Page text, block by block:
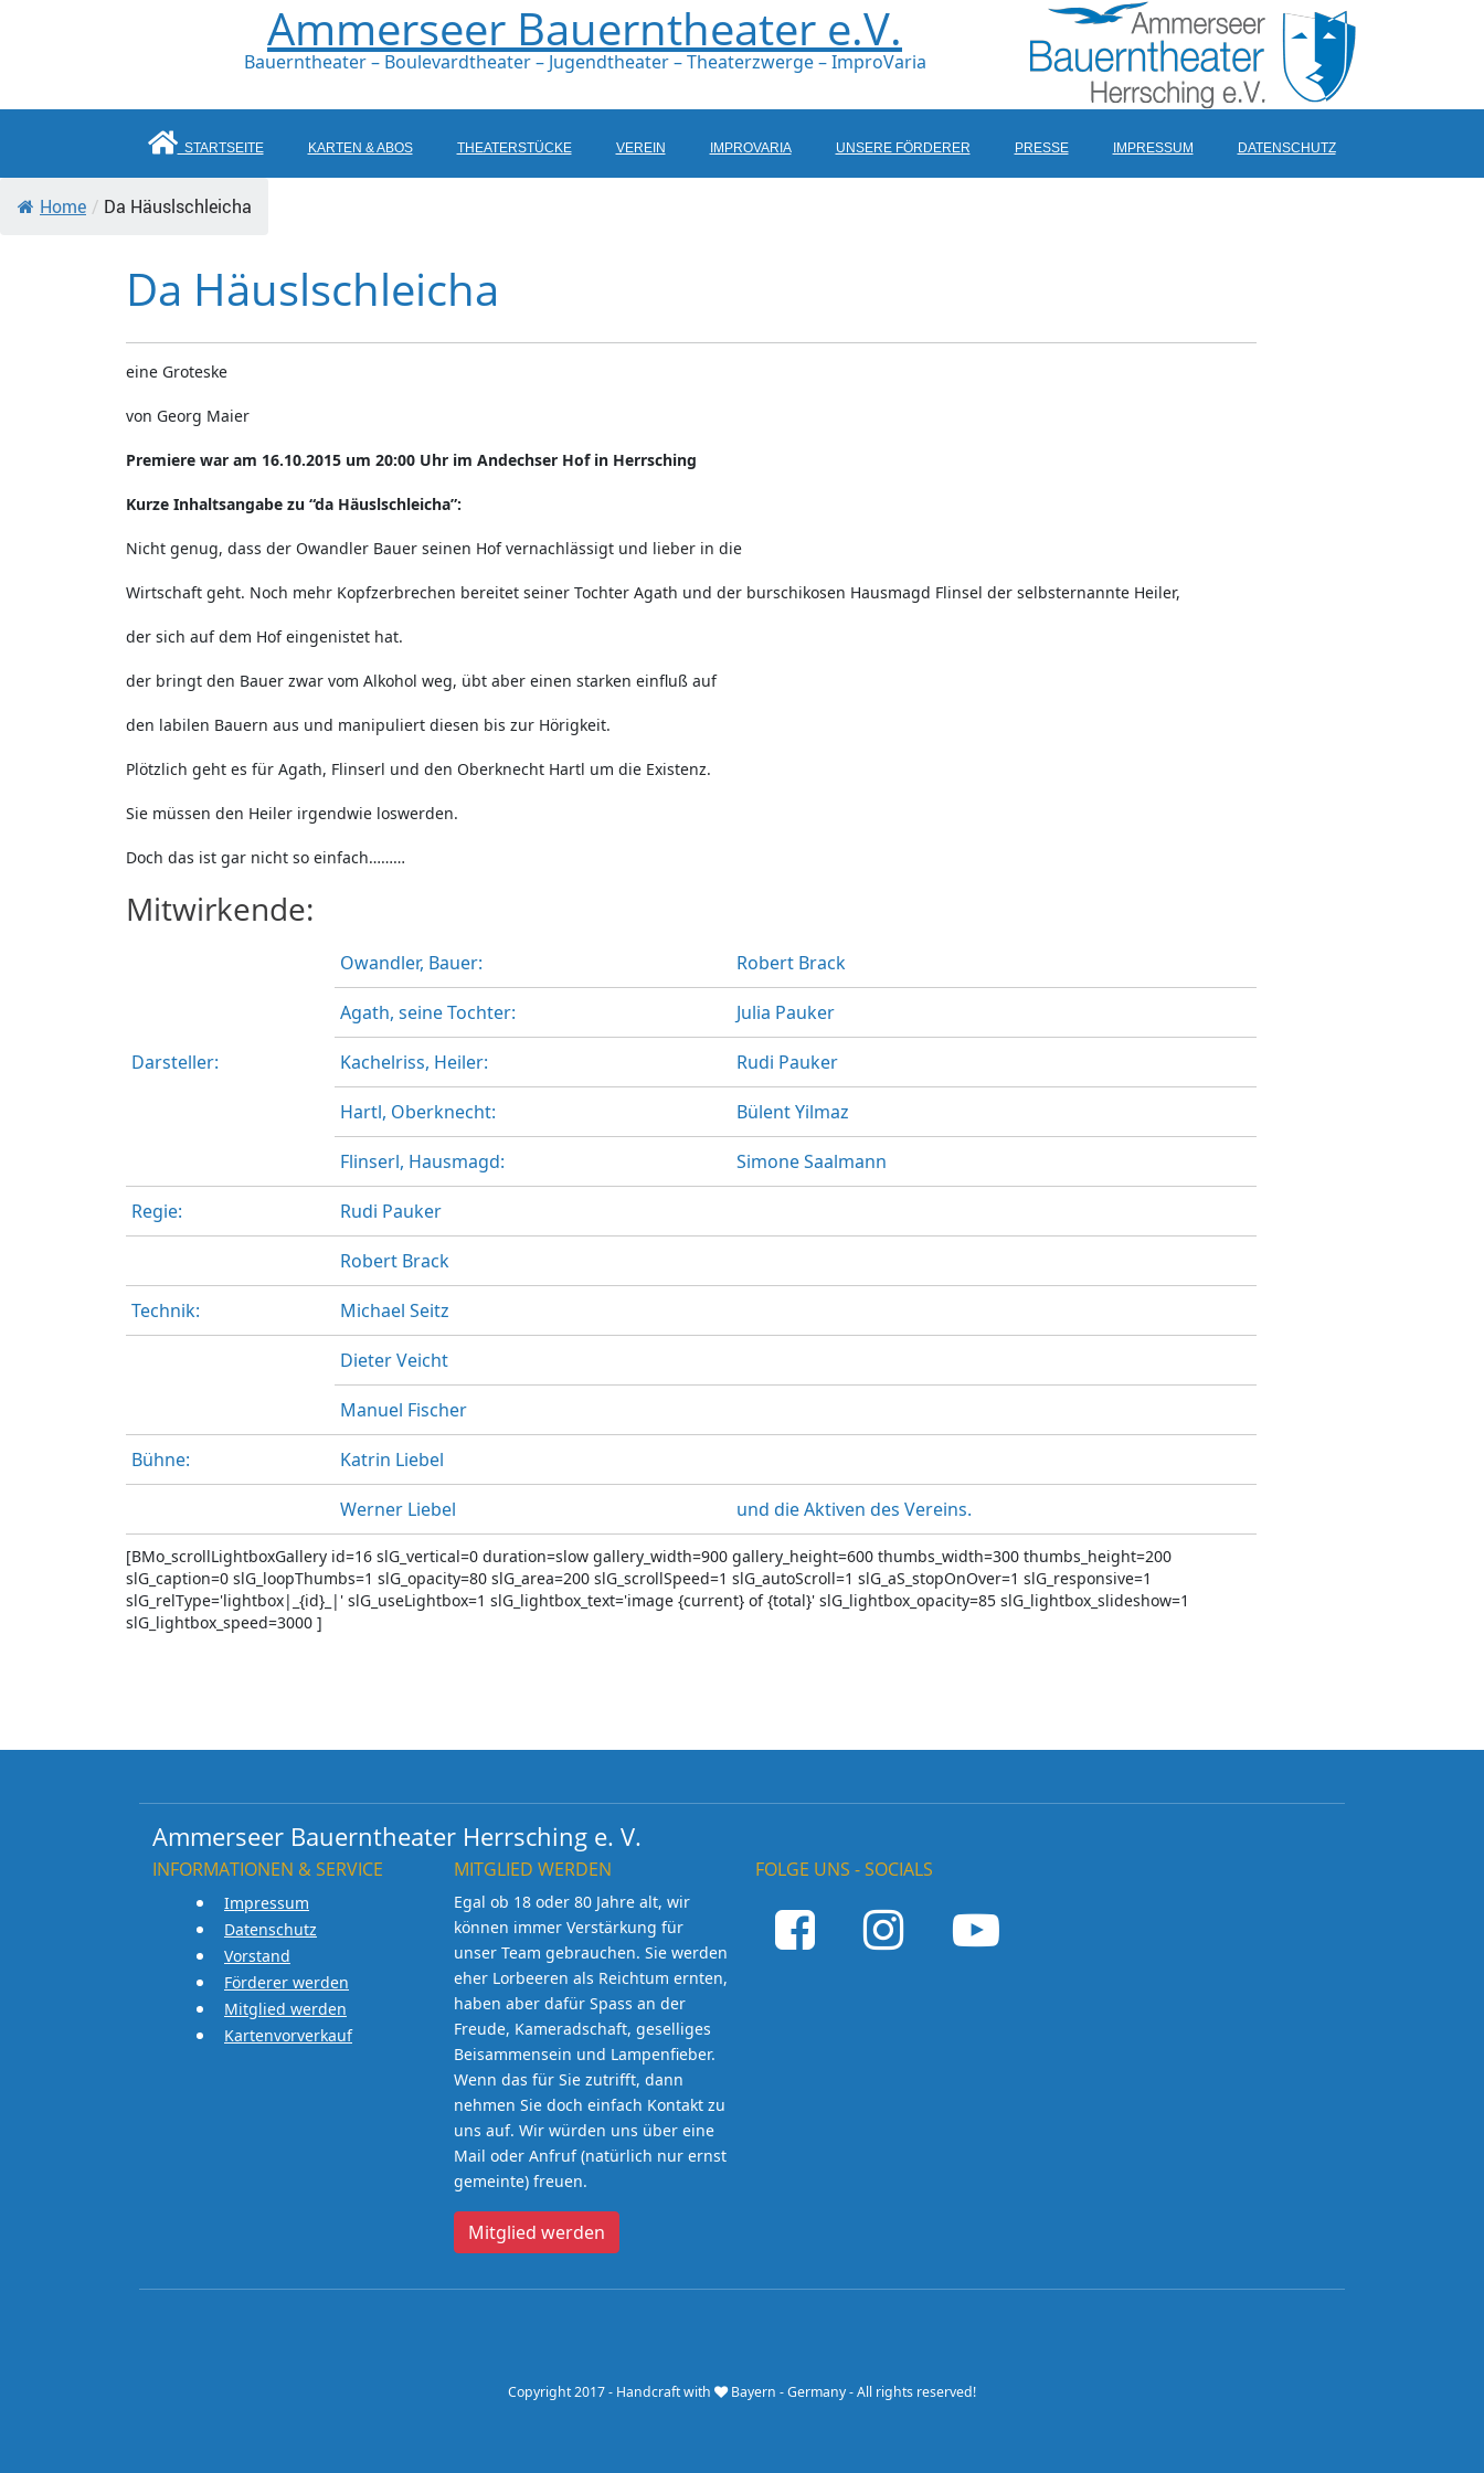
Ammerseer Bauerntheater e.V.
Bauerntheater – Boulevardtheater – Jugendtheater – Theaterzwerge – ImproVaria
STARTSEITE KARTEN & ABOS THEATERSTÜCKE VEREIN IMPROVARIA UNSERE FÖRDERER PRESSE IMPRESSUM DATENSCHUTZ
Home / Da Häuslschleicha
Da Häuslschleicha
eine Groteske
von Georg Maier
Premiere war am 16.10.2015 um 20:00 Uhr im Andechser Hof in Herrsching
Kurze Inhaltsangabe zu “da Häuslschleicha”:
Nicht genug, dass der Owandler Bauer seinen Hof vernachlässigt und lieber in die
Wirtschaft geht. Noch mehr Kopfzerbrechen bereitet seiner Tochter Agath und der burschikosen Hausmagd Flinsel der selbsternannte Heiler,
der sich auf dem Hof eingenistet hat.
der bringt den Bauer zwar vom Alkohol weg, übt aber einen starken einfluß auf
den labilen Bauern aus und manipuliert diesen bis zur Hörigkeit.
Plötzlich geht es für Agath, Flinserl und den Oberknecht Hartl um die Existenz.
Sie müssen den Heiler irgendwie loswerden.
Doch das ist gar nicht so einfach………
Mitwirkende:
Darsteller:
Owandler, Bauer: Robert Brack
Agath, seine Tochter: Julia Pauker
Kachelriss, Heiler: Rudi Pauker
Hartl, Oberknecht: Bülent Yilmaz
Flinserl, Hausmagd: Simone Saalmann
Regie: Rudi Pauker
Robert Brack
Technik: Michael Seitz
Dieter Veicht
Manuel Fischer
Bühne: Katrin Liebel
Werner Liebel und die Aktiven des Vereins.
[BMo_scrollLightboxGallery id=16 slG_vertical=0 duration=slow gallery_width=900 gallery_height=600 thumbs_width=300 thumbs_height=200
slG_caption=0 slG_loopThumbs=1 slG_opacity=80 slG_area=200 slG_scrollSpeed=1 slG_autoScroll=1 slG_aS_stopOnOver=1 slG_responsive=1
slG_relType='lightbox|_{id}_|' slG_useLightbox=1 slG_lightbox_text='image {current} of {total}' slG_lightbox_opacity=85 slG_lightbox_slideshow=1
slG_lightbox_speed=3000 ]
Ammerseer Bauerntheater Herrsching e. V.
INFORMATIONEN & SERVICE
Impressum
Datenschutz
Vorstand
Förderer werden
Mitglied werden
Kartenvorverkauf
MITGLIED WERDEN
Egal ob 18 oder 80 Jahre alt, wir
können immer Verstärkung für
unser Team gebrauchen. Sie werden
eher Lorbeeren als Reichtum ernten,
haben aber dafür Spass an der
Freude, Kameradschaft, geselliges
Beisammensein und Lampenfieber.
Wenn das für Sie zutrifft, dann
nehmen Sie doch einfach Kontakt zu
uns auf. Wir würden uns über eine
Mail oder Anfruf (natürlich nur ernst
gemeinte) freuen.
Mitglied werden
FOLGE UNS - SOCIALS
Copyright 2017 - Handcraft with Bayern - Germany - All rights reserved!